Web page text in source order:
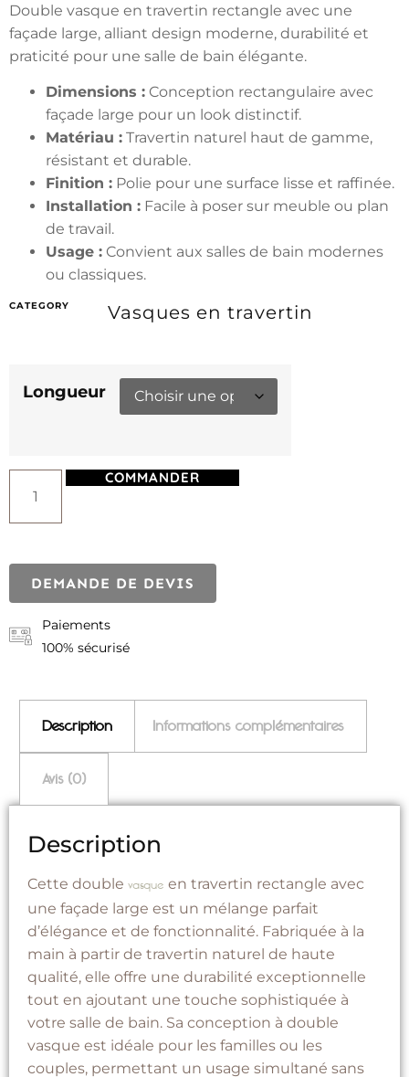
Double vasque en travertin rectangle avec une
façade large, alliant design moderne, durabilité et
praticité pour une salle de bain élégante.
Dimensions : Conception rectangulaire avec
façade large pour un look distinctif.
Matériau : Travertin naturel haut de gamme,
résistant et durable.
Finition : Polie pour une surface lisse et raffinée.
Installation : Facile à poser sur meuble ou plan
de travail.
Usage : Convient aux salles de bain modernes
ou classiques.
CATEGORY Vasques en travertin
Longueur
COMMANDER
DEMANDE DE DEVIS
Paiements
100% sécurisé
Description Informations complémentaires
Avis (0)
Description
Cette double vasque en travertin rectangle avec
une façade large est un mélange parfait
d’élégance et de fonctionnalité. Fabriquée à la
main à partir de travertin naturel de haute
qualité, elle offre une durabilité exceptionnelle
tout en ajoutant une touche sophistiquée à
votre salle de bain. Sa conception à double
vasque est idéale pour les familles ou les
couples, permettant un usage simultané sans